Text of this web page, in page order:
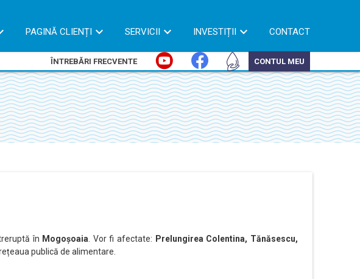
PAGINĂ CLIENȚI SERVICII INVESTIȚII CONTACT
ÎNTREBĂRI FRECVENTE CONTUL MEU
în Mogoșoaia . Vor fi afectate: Prelungirea Colentina, Tănăsescu,
publică de alimentare.